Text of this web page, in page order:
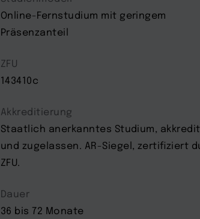
Online-Fernstudium mit geringem
Präsenzanteil
ZFU
143410c
Akkreditierung
Staatlich anerkanntes Studium,
und zugelassen. AR-Siegel, zertifiziert
ZFU.
Dauer
36 bis 72 Monate